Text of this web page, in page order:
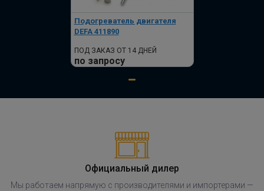
Подогреватель двигателя
DEFA 411890
ПОД ЗАКАЗ ОТ 14 ДНЕЙ
по запросу
Официальный дилер
Мы работаем напрямую с производителями и импортерами —